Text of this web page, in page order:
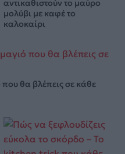
αντικαθιστούν το μαύρο
μολύβι με καφέ το
καλοκαίρι
θα βλέπεις σε κάθε